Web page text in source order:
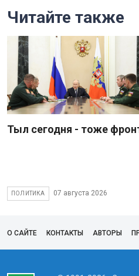
Читайте также
Тыл сегодня - тоже
ПОЛИТИКА 07 августа 2026
О САЙТЕ КОНТАКТЫ АВТОРЫ